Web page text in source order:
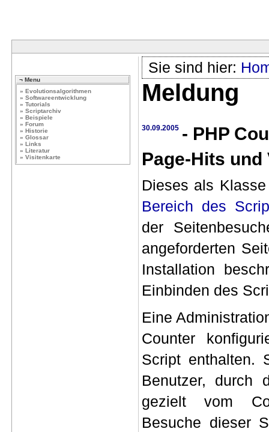
Sie sind hier:
Meldung
30.09.2005 - PHP
Page-Hits und
Dieses als
Bereich des
der
angeforderten
Installation
Einbinden des
Eine
Counter
Script enthalten.
Benutzer, durch
gezielt vom
Besuche dieser
¬ Menu
» Evolutionsalgorithmen
» Softwareentwicklung
» Tutorials
» Scriptarchiv
» Beispiele
» Forum
» Historie
» Glossar
» Links
» Literatur
» Visitenkarte